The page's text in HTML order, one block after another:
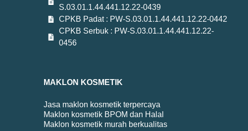
S.03.01.1.44.441.12.22-0439
CPKB Padat : PW-S.03.01.1.44.441.12.22-0442
CPKB Serbuk : PW-S.03.01.1.44.441.12.22-
0456
MAKLON KOSMETIK
Jasa maklon kosmetik terpercaya
Maklon kosmetik BPOM dan Halal
Maklon kosmetik murah berkualitas